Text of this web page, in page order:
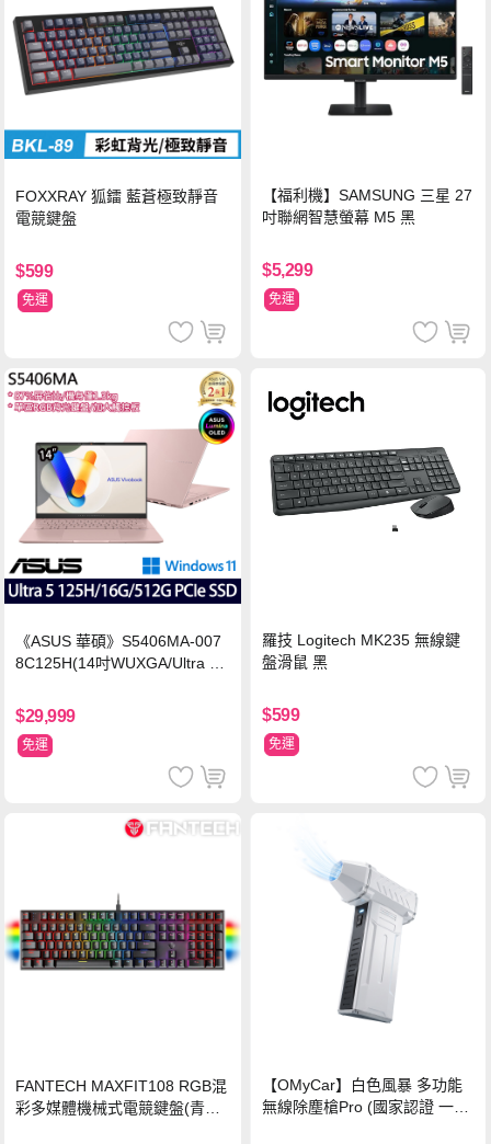
FOXXRAY 狐鐳 藍蒼極致靜音
電競鍵盤
$599
免運
【福利機】SAMSUNG 三星 27
吋聯網智慧螢幕 M5 黑
$5,299
免運
《ASUS 華碩》S5406MA-007
8C125H(14吋WUXGA/Ultra 5
n11/二年保)
$29,999
免運
羅技 Logitech MK235 無線鍵
盤滑鼠 黑
$599
免運
FANTECH MAXFIT108 RGB混
彩多媒體機械式電競鍵盤(青軸)
【OMyCar】白色風暴 多功能
無線除塵槍Pro (國家認證 一年